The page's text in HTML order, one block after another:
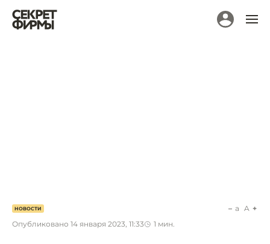
НОВОСТИ
Опубликовано 14 января 2023, 11:33 1 мин.
a A